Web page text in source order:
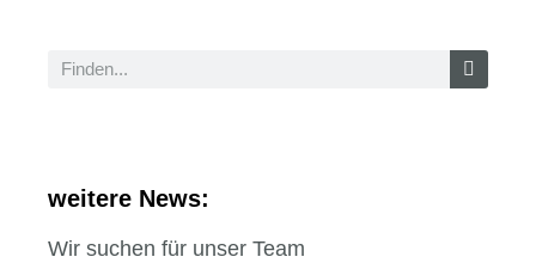
weitere News:
Wir suchen für unser Team